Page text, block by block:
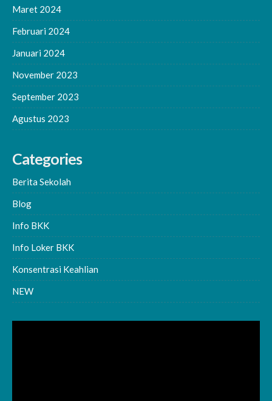
Maret 2024
Februari 2024
Januari 2024
November 2023
September 2023
Agustus 2023
Categories
Berita Sekolah
Blog
Info BKK
Info Loker BKK
Konsentrasi Keahlian
NEW